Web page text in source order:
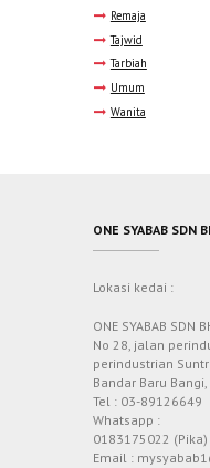
Remaja
Tajwid
Tarbiah
Umum
Wanita
ONE SYABAB SDN
Lokasi kedai :
ONE SYABAB SDN
No 28, jalan
perindustrian
Bandar Baru
Tel : 03-89126649
Whatsapp :
0183175022 (Pika)
Email :